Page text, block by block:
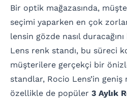
Bir optik mağazasında,
seçimi yaparken en çok
lensin gözde nasıl
Lens renk standı, bu süreci
müşterilere gerçekçi bir
standlar, Rocio Lens’in geniş
özellikle de popüler 3 Aylık